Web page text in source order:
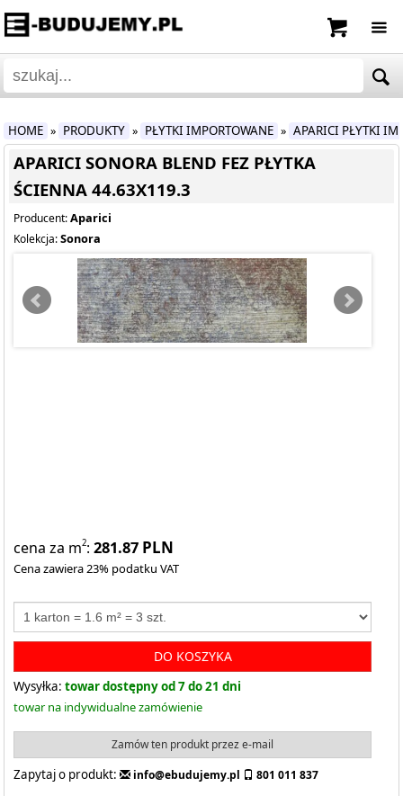
HOME » PRODUKTY » PŁYTKI IMPORTOWANE » APARICI PŁYTKI
APARICI SONORA BLEND FEZ PŁYTKA
ŚCIENNA 44.63X119.3
Producent:Aparici
Kolekcja:Sonora
cena za m2:281.87 PLN
Cena zawiera 23% podatku VAT
DO KOSZYKA
Wysyłka: towar dostępny od 7 do 21 dni
towar na indywidualne zamówienie
Zamów ten produkt przez e-mail
Zapytaj o produkt: info@ebudujemy.pl
801 011 837